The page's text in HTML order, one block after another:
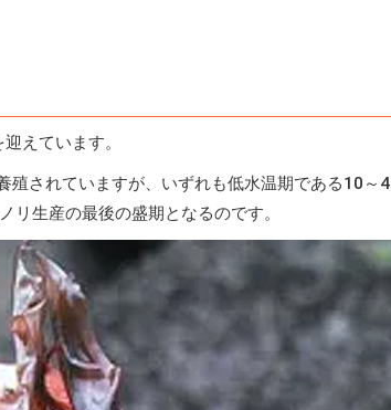
えています。
殖されていますが、いずれも低水温期である10～
生産の最後の盛期となるのです。